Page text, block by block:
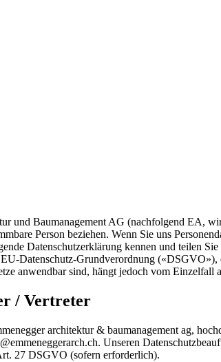
und Baumanagement AG (nachfolgend EA,
Person beziehen. Wenn Sie uns
Datenschutzerklärung kennen und teilen
Datenschutz-Grundverordnung
anwendbar sind, hängt jedoch vom Einzelfall
/ Vertreter
architektur & baumanagement ag,
Unseren
27 DSGVO (sofern erforderlich).